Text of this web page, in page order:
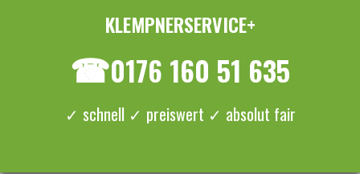
KLEMPNERSERVICE+
☎0176 160 51 635
✓ schnell ✓ preiswert ✓ absolut fair